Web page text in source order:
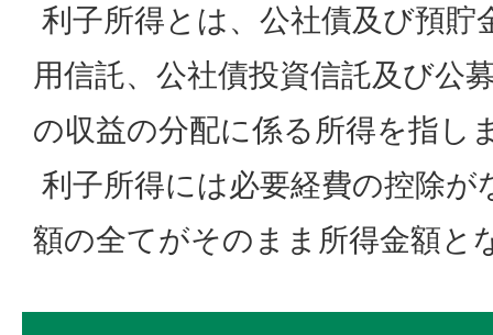
利子所得とは、公社債及び預貯
用信託、公社債投資信託及び公
の収益の分配に係る所得を指し
利子所得には必要経費の控除
額の全てがそのまま所得金額と